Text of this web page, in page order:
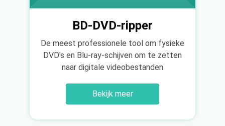
BD-DVD-ripper
De meest professionele tool om fysieke
DVD's en Blu-ray-schijven om te zetten
naar digitale videobestanden
Bekijk meer